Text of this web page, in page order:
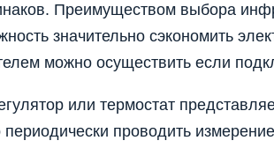
Преимуществом выбора
значительно сэкономить
можно осуществить если
или термостат
проводить